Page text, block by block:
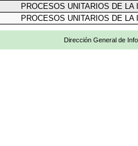
PROCESOS UNITARIOS DE LA
PROCESOS UNITARIOS DE LA
Dirección General de